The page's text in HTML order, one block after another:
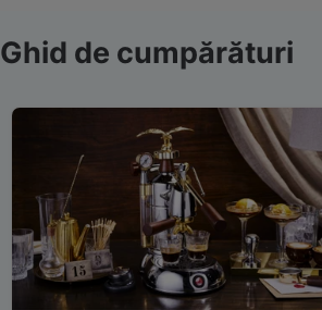
Ghid de cumpărături